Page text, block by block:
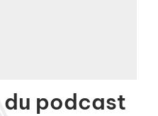
podcast